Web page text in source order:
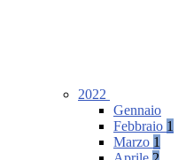
2022
Gennaio
Febbraio 1
Marzo 1